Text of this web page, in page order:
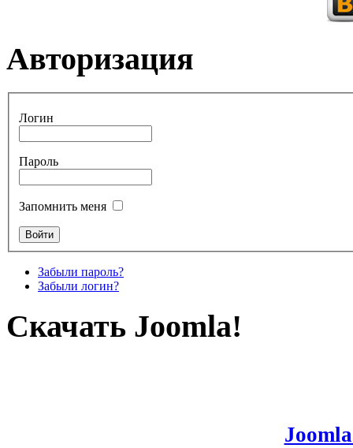
Авторизация
Логин
Пароль
Запомнить меня
Забыли пароль?
Забыли логин?
Скачать Joomla!